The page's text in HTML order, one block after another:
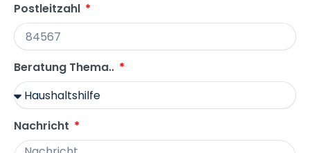
Postleitzahl
Beratung Thema..
Nachricht